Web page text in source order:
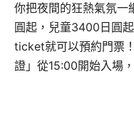
你把夜間的狂熱氣氛一
圓起，兒童3400日圓
ticket就可以預約門票
證」從15:00開始入場